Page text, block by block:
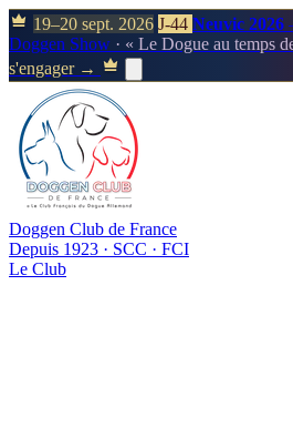
19–20 sept. 2026 J-44 Neuvic 2026
Doggen Show · « Le Dogue au temps
s'engager →
Doggen Club de France
Depuis 1923 · SCC · FCI
Le Club